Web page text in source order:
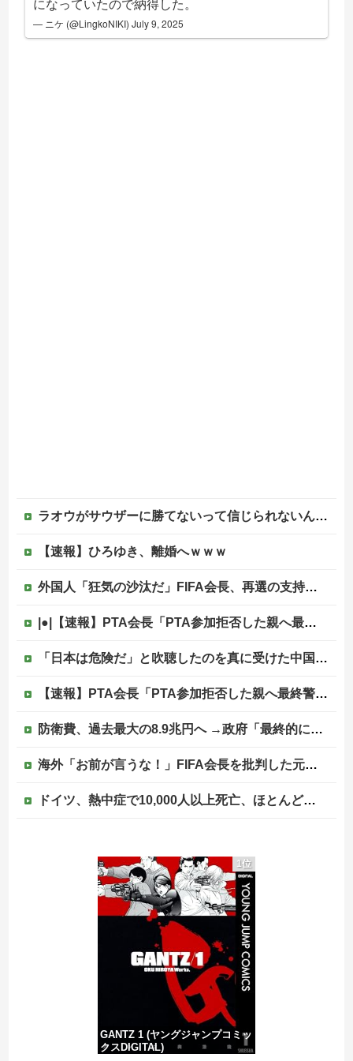
になっていたので納得した。
— ニケ (@LingkoNIKI)July 9, 2025
ラオウがサウザーに勝てないって信じられないんだが…
【速報】ひろゆき、離婚へｗｗｗ
外国人「狂気の沙汰だ」FIFA会長、再選の支持見返りにモロッコへ2030年W杯決勝の開催を打診か！海外から批判殺到！【海外の反応】
|●|【速報】PTA会長「PTA参加拒否した親へ最終警告。こうなってもいい？」問題になりすぎて即撤回
「日本は危険だ」と吹聴したのを真に受けた中国人旅行客、だが代替旅行先が日本ほど安全ではなかった結果……
【速報】PTA会長「PTA参加拒否した親へ最終警告。こうなってもいい？」問題になりすぎて即撤回他
防衛費、過去最大の8.9兆円へ →政府「最終的に10兆円規模になる可能性」
海外「お前が言うな！」FIFA会長を批判した元名選手に海外から猛反発！（海外の反応）
ドイツ、熱中症で10,000人以上死亡、ほとんどがお前らと同年代で若者は元気
ひろゆき「出馬する気ないから話さなかった」妻「それでも不誠実だろ」→離婚協議へｗｗｗｗｗ
中国の海水浴場の映像があまりにも・・・
PTA会長「PTA参加拒否した親へ最終警告。こうなってもいい？」
1位
GANTZ 1 (ヤングジャンプコミッ
クスDIGITAL)